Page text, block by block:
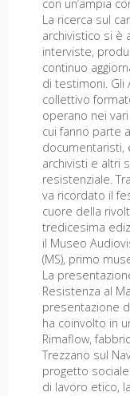
con un’ampia
La ricerca sul
archivistico si è
interviste,
continuo
di testimoni. Gli
collettivo
operano nei
cui fanno parte
documentaristi,
archivisti e altri
resistenziale.
va ricordato il
cuore della
tredicesima
il Museo
(MS), primo
La
Resistenza al
presentazione
ha coinvolto in
Rimaflow,
Trezzano sul
progetto
di lavoro etico,